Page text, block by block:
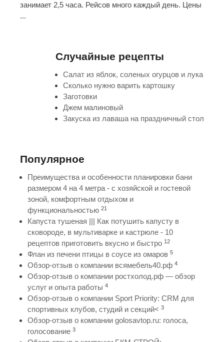
занимает 2,5 часа. Рейсов много каждый день. Цены
...
Случайные рецепты
Салат из яблок, соленых огурцов и лука
Сколько нужно варить картошку
Заготовки
Джем малиновый
Закуска из лаваша на праздничный стол
Популярное
Преимущества и особенности планировки бани
размером 4 на 4 метра - с хозяйской и гостевой
зоной, комфортным отдыхом и
функциональностью 21
Капуста тушеная ||| Как потушить капусту в
сковороде, в мультиварке и кастрюле - 10
рецептов приготовить вкусно и быстро 12
Флан из печени птицы в соусе из омаров 5
Обзор-отзыв о компании всямебель40.рф 4
Обзор-отзыв о компании ростхолод.рф — обзор
услуг и опыта работы 4
Обзор-отзыв о компании Sport Priority: CRM для
спортивных клубов, студий и секций< 3
Обзор-отзыв о компании golosavtop.ru: голоса,
голосование 3